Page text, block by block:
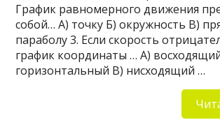
График равномерного движения
собой… А) точку Б) окружность В)
параболу 3. Если скорость
график координаты … А)
горизонтальный В) нисходящий …